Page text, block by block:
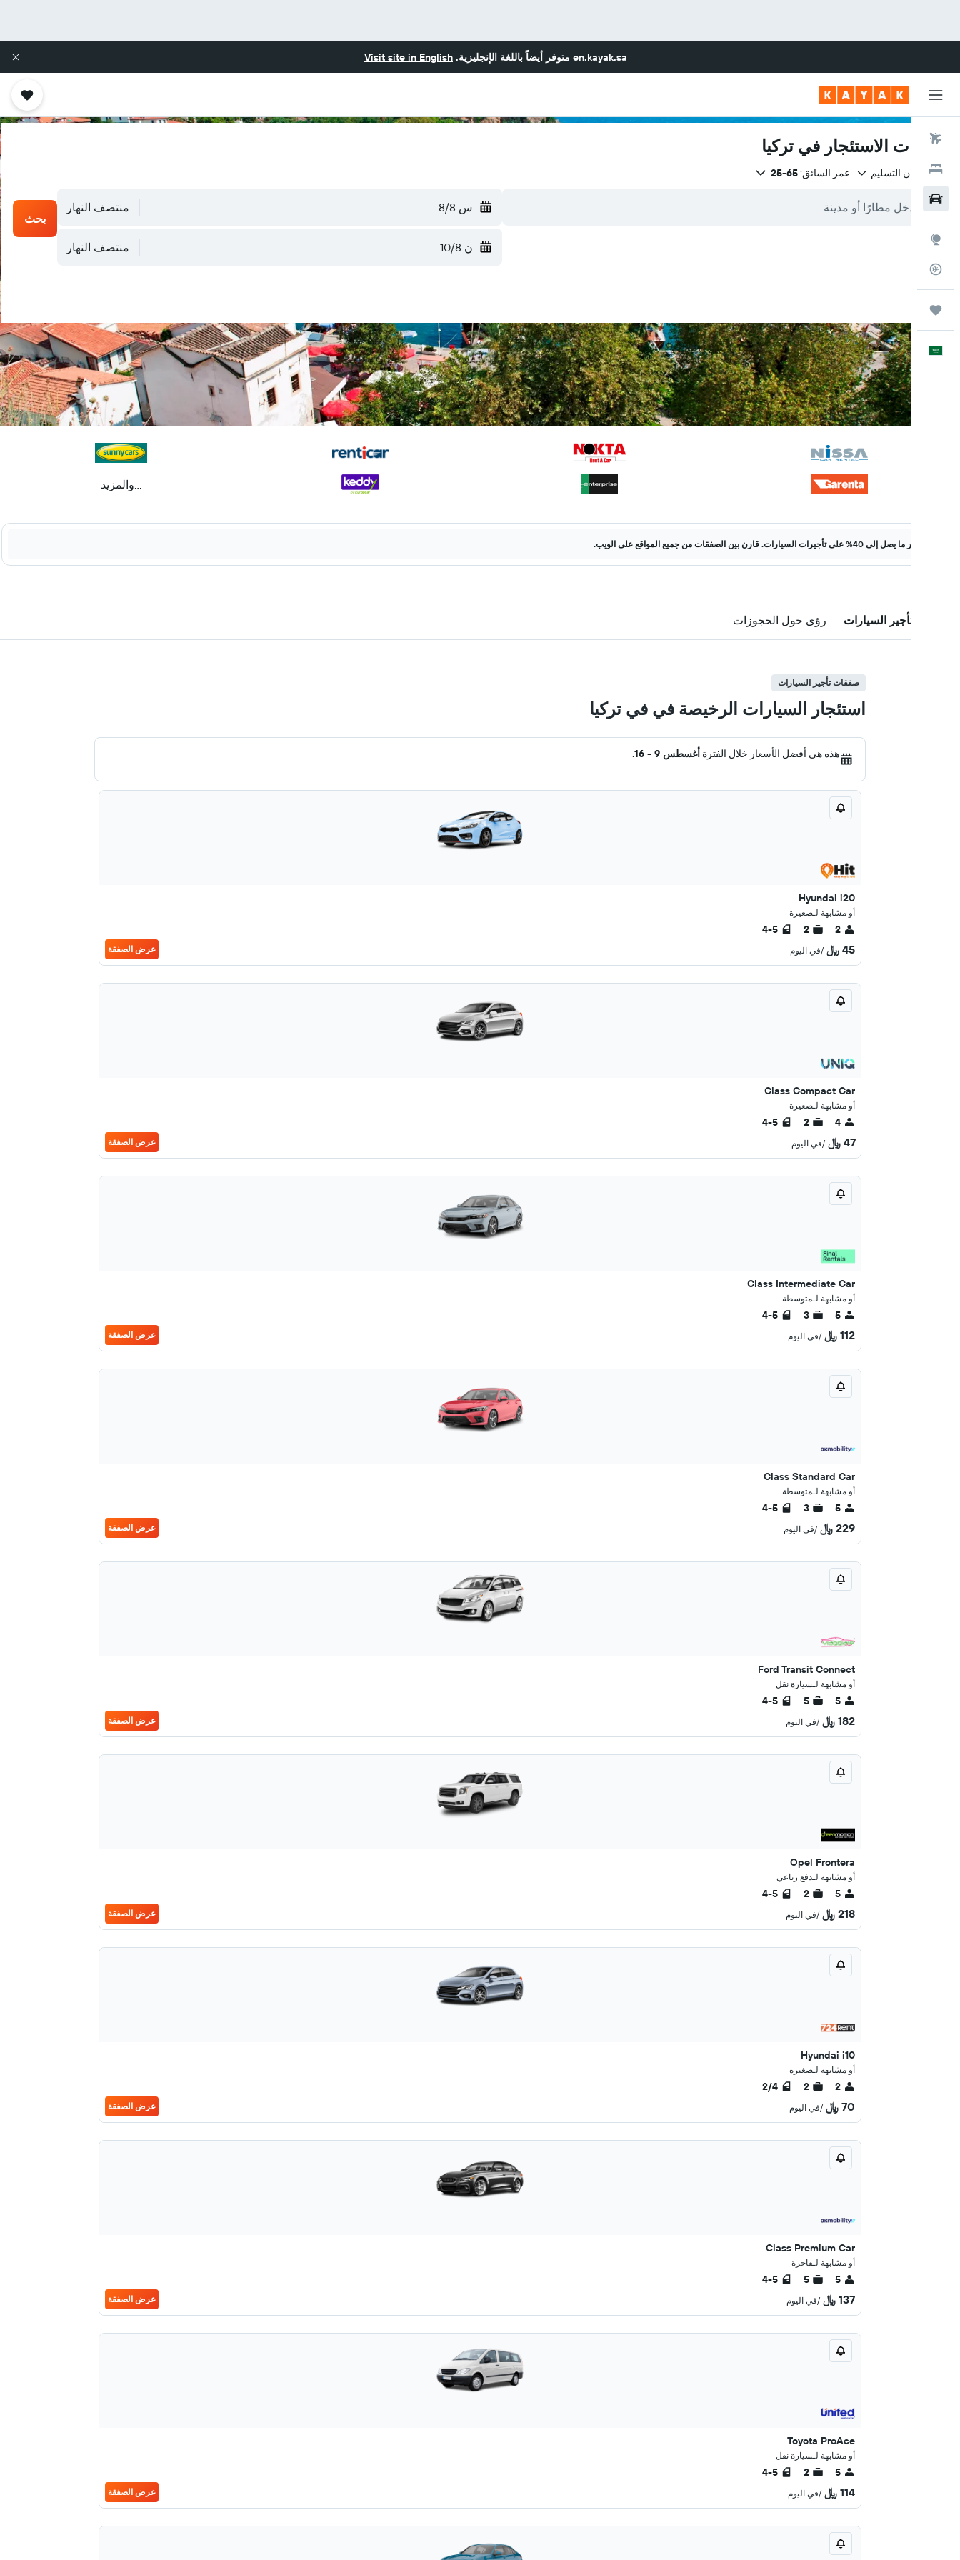
en.kayak.sa متوفر أيضاً باللغة الإنجليزية. Visit site in English
رحلات طيران
فنادق
العَرَبِيَّة
سيارات الاستئجار في تركيا
نفس مكان التسليم عمر السائق:65-25
س 8/8 منتصف النهار
ن 10/8 منتصف النهار
بحث
...والمزيد
وفّر ما يصل إلى 40% على تأجيرات السيارات. قارن بين الصفقات من جميع المواقع على الويب.
صفقات تأجير السيارات رؤى حول الحجوزات
صفقات تأجير السيارات
استئجار السيارات الرخيصة في في تركيا
هذه هي أفضل الأسعار خلال الفترة أغسطس 9 - 16 .
Hyundai i20
أو مشابهة لـصغيرة
2
2
4-5
45 ﷼ /في اليوم عرض الصفقة
Class Compact Car
أو مشابهة لـصغيرة
4
2
4-5
47 ﷼ /في اليوم عرض الصفقة
Class Intermediate Car
أو مشابهة لـمتوسطة
5
3
4-5
112 ﷼ /في اليوم عرض الصفقة
Class Standard Car
أو مشابهة لـمتوسطة
5
3
4-5
229 ﷼ /في اليوم عرض الصفقة
Ford Transit Connect
أو مشابهة لـسيارة نقل
5
5
4-5
182 ﷼ /في اليوم عرض الصفقة
Opel Frontera
أو مشابهة لـدفع رباعي
5
2
4-5
218 ﷼ /في اليوم عرض الصفقة
Hyundai i10
أو مشابهة لـصغيرة
2
2
2/4
70 ﷼ /في اليوم عرض الصفقة
Class Premium Car
أو مشابهة لـفاخرة
5
5
4-5
137 ﷼ /في اليوم عرض الصفقة
Toyota ProAce
أو مشابهة لـسيارة نقل
5
2
4-5
114 ﷼ /في اليوم عرض الصفقة